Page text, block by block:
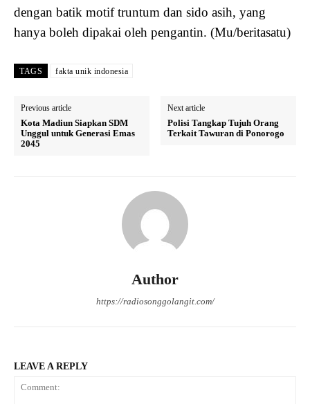
dengan batik motif truntum dan sido asih, yang
hanya boleh dipakai oleh pengantin. (Mu/beritasatu)
TAGS fakta unik indonesia
Previous article
Kota Madiun Siapkan SDM
Unggul untuk Generasi Emas
2045
Next article
Polisi Tangkap Tujuh Orang
Terkait Tawuran di Ponorogo
Author
https://radiosonggolangit.com/
LEAVE A REPLY